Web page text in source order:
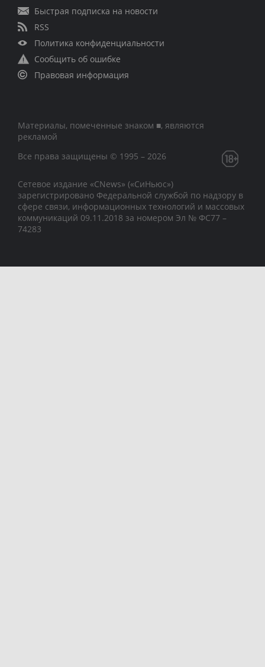
Быстрая подписка на новости
RSS
Политика конфиденциальности
Сообщить об ошибке
Правовая информация
Материалы, помеченные знаком ■, являются
рекламой
Все права защищены © 1995 – 2026
Сетевое издание «CNews» («СиНьюс»)
зарегистрировано Федеральной службой по надзору в
сфере связи, информационных технологий и массовых
коммуникаций 09.11.2018 за номером Эл № ФС77 –
74283